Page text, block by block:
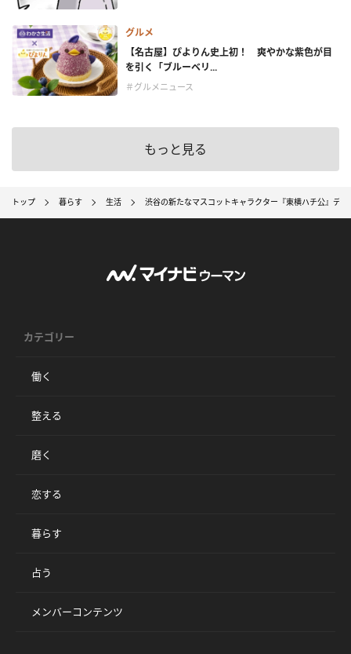
グルメ
【名古屋】ぴよりん史上初！ 爽やかな紫色が目
を引く「ブルーベリ...
＃グルメニュース
もっと見る
トップ 暮らす 生活 渋谷の新たなマスコットキャラクター『東横ハチ公』デビ
カテゴリー
働く
整える
磨く
恋する
暮らす
占う
メンバーコンテンツ